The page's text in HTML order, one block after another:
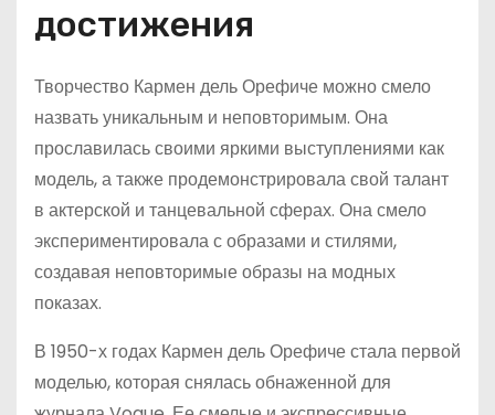
достижения
Творчество Кармен дель Орефиче можно смело
назвать уникальным и неповторимым. Она
прославилась своими яркими выступлениями как
модель, а также продемонстрировала свой талант
в актерской и танцевальной сферах. Она смело
экспериментировала с образами и стилями,
создавая неповторимые образы на модных
показах.
В 1950-х годах Кармен дель Орефиче стала первой
моделью, которая снялась обнаженной для